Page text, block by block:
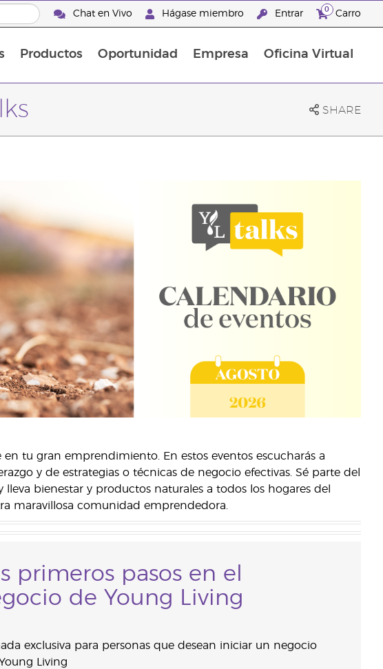
Chat en Vivo Hágase miembro Entrar 0 Carro
Productos Oportunidad Empresa Oficina Virtual
SHARE
tu gran emprendimiento. En estos eventos escucharás a
y de estrategias o técnicas de negocio efectivas. Sé parte del
bienestar y productos naturales a todos los hogares del
maravillosa comunidad emprendedora.
primeros pasos en el
de Young Living
exclusiva para personas que desean iniciar un negocio
Living